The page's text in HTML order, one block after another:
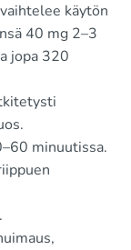
käytön
40 mg 2–3
jopa 320
minuutissa.